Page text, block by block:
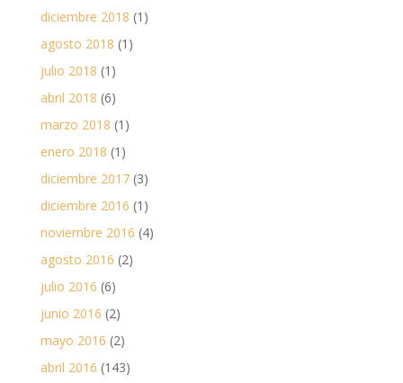
diciembre 2018 (1)
agosto 2018 (1)
julio 2018 (1)
abril 2018 (6)
marzo 2018 (1)
enero 2018 (1)
diciembre 2017(3)
diciembre 2016 (1)
noviembre 2016 (4)
agosto 2016 (2)
julio 2016 (6)
junio 2016 (2)
mayo 2016 (2)
abril 2016 (143)